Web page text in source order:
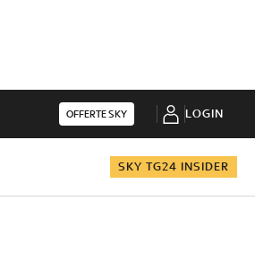
OFFERTE SKY LOGIN
SKY TG24 INSIDER